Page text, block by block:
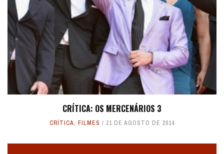
CRÍTICA: OS MERCENÁRIOS 3
CRÍTICA, FILMES 21 DE AGOSTO DE 2014